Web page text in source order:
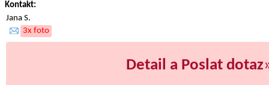
Kontakt:
Jana S.
3x foto
Detail a Poslat dotaz